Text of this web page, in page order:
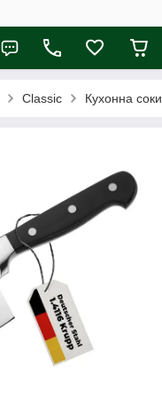
Classic Кухонна